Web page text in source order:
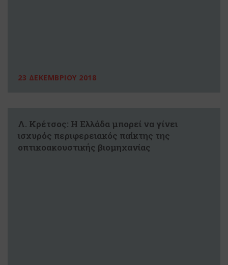
23 ΔΕΚΕΜΒΡΙΟΥ 2018
Λ. Κρέτσος: Η Ελλάδα μπορεί να γίνει
ισχυρός περιφερειακός παίκτης της
οπτικοακουστικής βιομηχανίας